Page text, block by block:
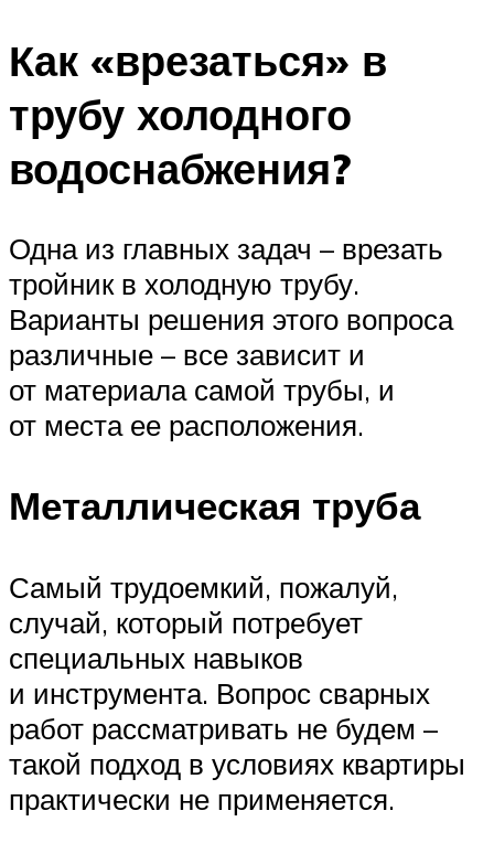
Как «врезаться» в
трубу холодного
водоснабжения?
Одна из главных задач – врезать
тройник в холодную трубу.
Варианты решения этого вопроса
различные – все зависит и
от материала самой трубы, и
от места ее расположения.
Металлическая труба
Самый трудоемкий, пожалуй,
случай, который потребует
специальных навыков
и инструмента. Вопрос сварных
работ рассматривать не будем –
такой подход в условиях квартиры
практически не применяется.